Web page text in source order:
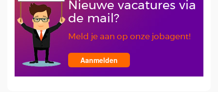
Nieuwe vacatures via
de mail?
Meld je aan op onze jobagent!
Aanmelden